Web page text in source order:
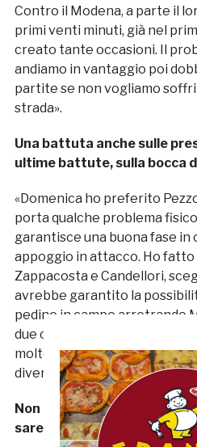
Contro il Modena, a parte il
primi venti minuti, già nel
creato tante occasioni. Il
andiamo in vantaggio poi
partite se non vogliamo
strada».
Una battuta anche sulle
ultime battute, sulla bocca
«Domenica ho preferito
porta qualche problema fisico
garantisce una buona fase in
appoggio in attacco. Ho fatto
Zappacosta e Candellori,
avrebbe garantito la
pedine in campo arretrando
due centrocampisti in
molto bene e c’è l’intenzione
diverso».
Non entra, il tecnico, nel
sarebbe sorta tra Franco